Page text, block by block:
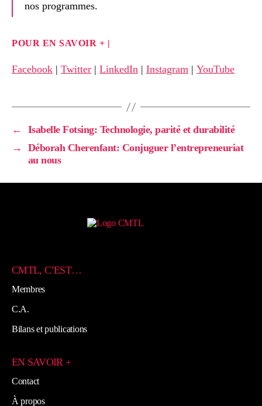
nos programmes.
POUR EN SAVOIR + |
Facebook | Twitter | LinkedIn | Instagram | YouTube
←
Isabelle Fotsing: Technologie, parité et durabilité
→
Déborah Cherenfant: Conjuguer l’entrepreneuriat
au nous
CMTL, C’EST…
Membres
C.A.
Bilans et publications
EN SAVOIR +
Contact
À propos